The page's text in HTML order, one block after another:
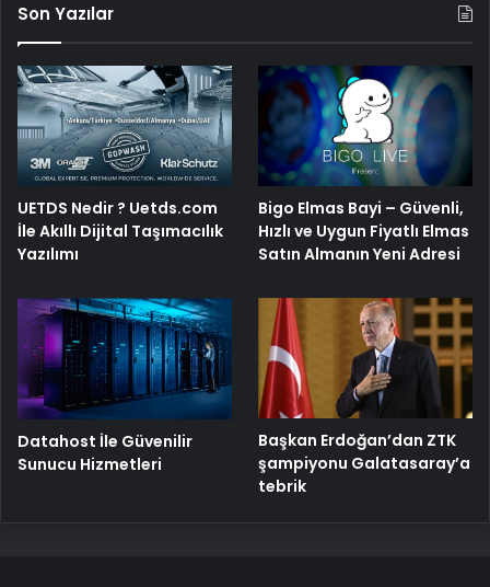
Son Yazılar
UETDS Nedir ? Uetds.com
İle Akıllı Dijital Taşımacılık
Yazılımı
Bigo Elmas Bayi – Güvenli,
Hızlı ve Uygun Fiyatlı Elmas
Satın Almanın Yeni Adresi
Datahost İle Güvenilir
Sunucu Hizmetleri
Başkan Erdoğan’dan ZTK
şampiyonu Galatasaray’a
tebrik